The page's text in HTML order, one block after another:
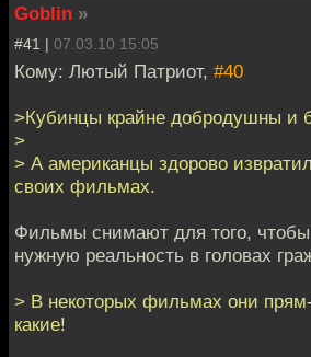
Goblin »
#41 | 07.03.10 15:05
Кому: Лютый Патриот, #40
>Кубинцы крайне добродушны и
>
> А американцы здорово
своих фильмах.
Фильмы снимают для того,
нужную реальность в головах
> В некоторых фильмах они
какие!